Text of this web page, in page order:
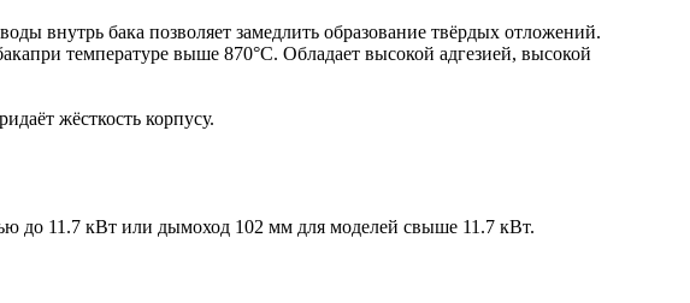
внутрь бака позволяет замедлить образование твёрдых отложений.
температуре выше 870°С. Обладает высокой адгезией, высокой
жёсткость корпусу.
до 11.7 кВт или дымоход 102 мм для моделей свыше 11.7 кВт.